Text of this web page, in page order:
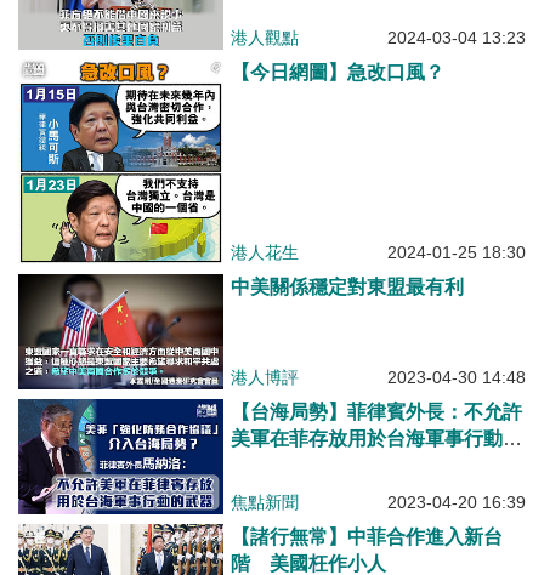
港人觀點 2024-03-04 13:23
【今日網圖】急改口風？
港人花生 2024-01-25 18:30
中美關係穩定對東盟最有利
港人博評 2023-04-30 14:48
【台海局勢】菲律賓外長：不允許
美軍在菲存放用於台海軍事行動的
焦點新聞 2023-04-20 16:39
【諸行無常】中菲合作進入新台
階 美國枉作小人